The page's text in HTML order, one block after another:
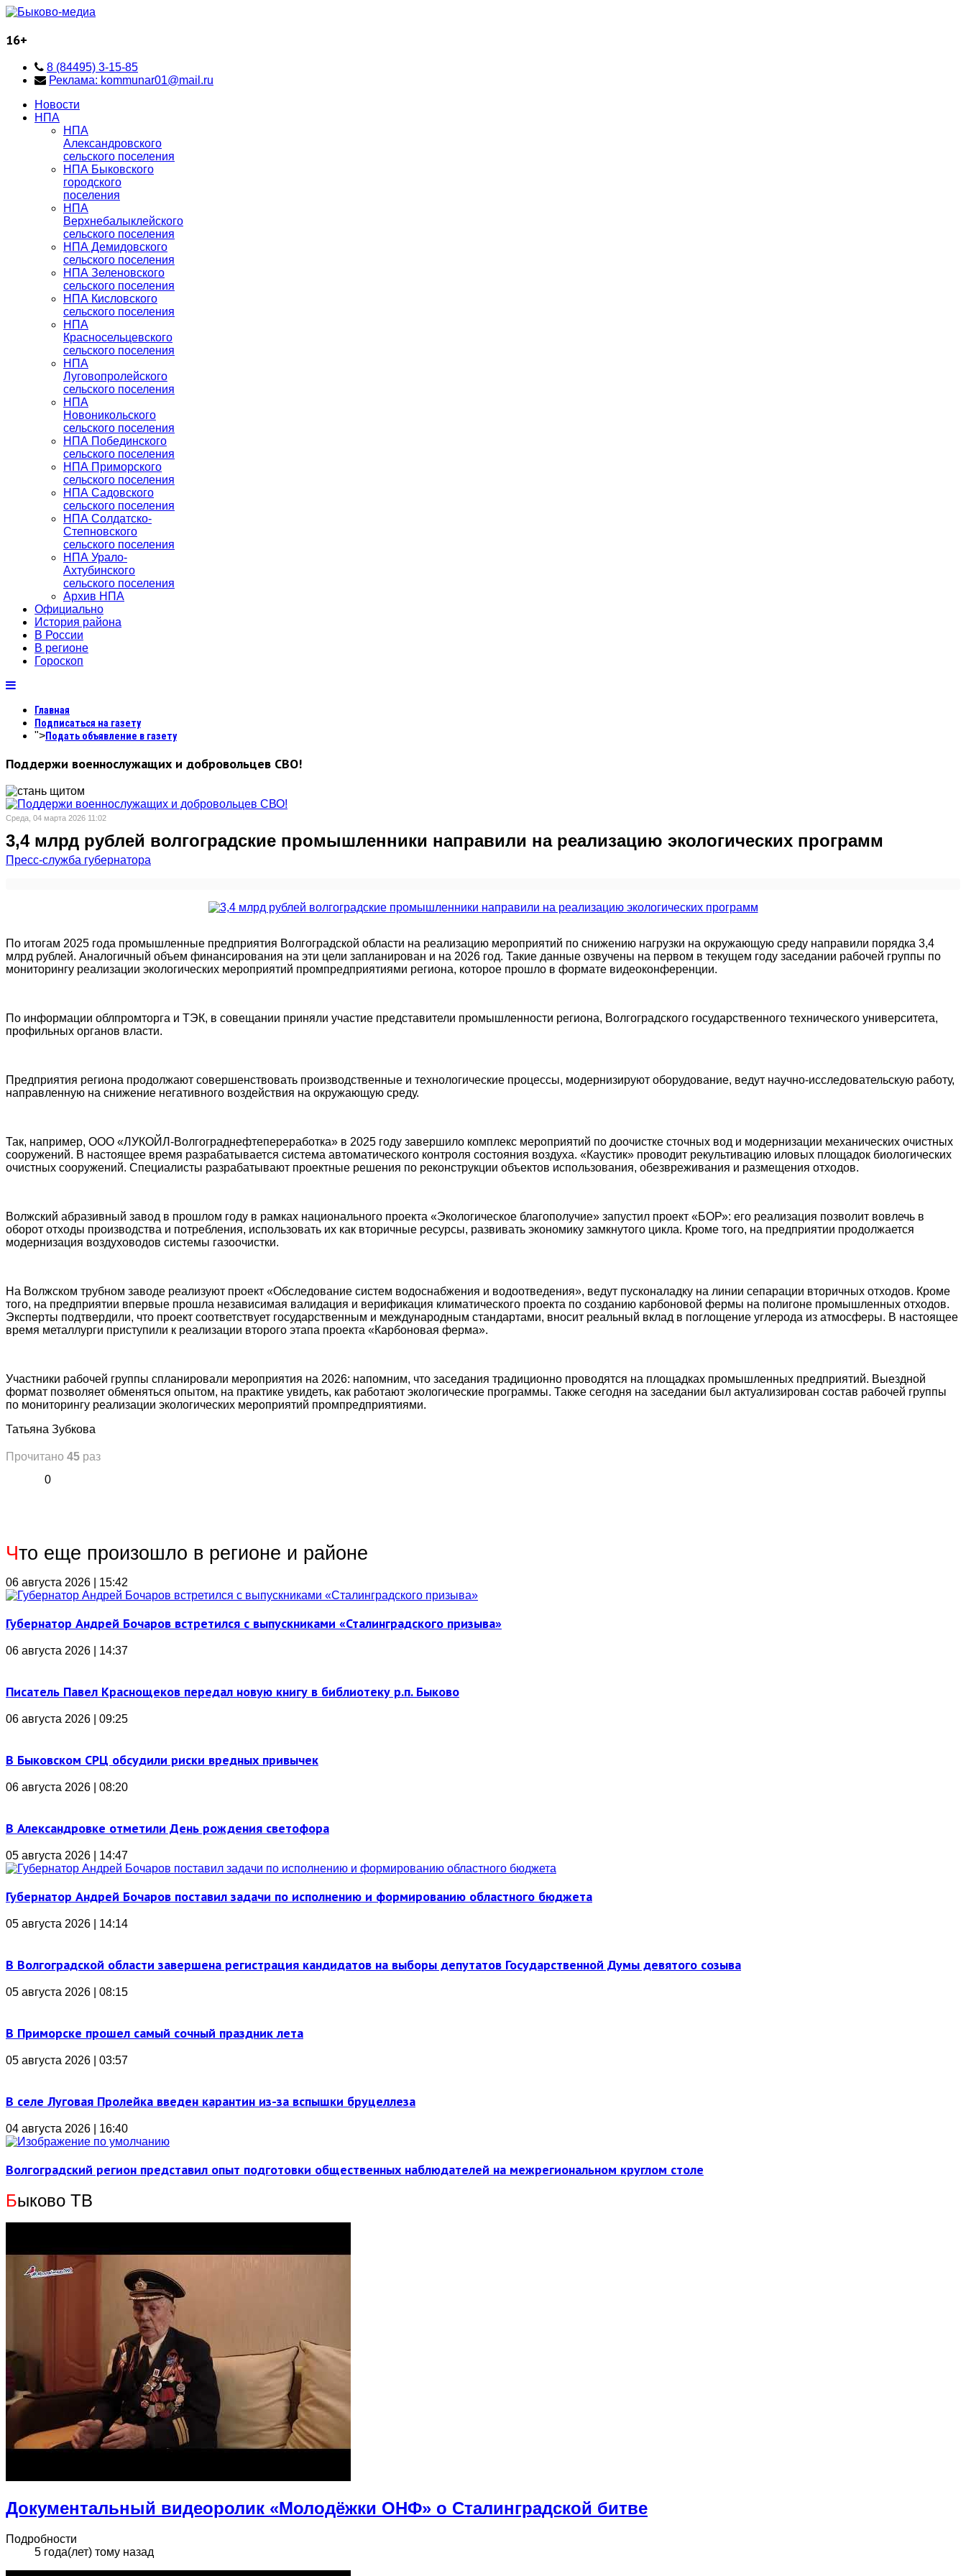
16+
8 (84495) 3-15-85
Реклама: kommunar01@mail.ru
Новости
НПА
НПА
Александровского
сельского поселения
НПА Быковского
городского
поселения
НПА
Верхнебалыклейского
сельского поселения
НПА Демидовского
сельского поселения
НПА Зеленовского
сельского поселения
НПА Кисловского
сельского поселения
НПА
Красносельцевского
сельского поселения
НПА
Луговопролейского
сельского поселения
НПА
Новоникольского
сельского поселения
НПА Побединского
сельского поселения
НПА Приморского
сельского поселения
НПА Садовского
сельского поселения
НПА Солдатско-
Степновского
сельского поселения
НПА Урало-
Ахтубинского
сельского поселения
Архив НПА
Официально
История района
В России
В регионе
Гороскоп
Главная
Подписаться на газету
">Подать объявление в газету
Поддержи военнослужащих и добровольцев СВО!
Среда, 04 марта 2026 11:02
3,4 млрд рублей волгоградские промышленники направили на реализацию экологических программ
Пресс-служба губернатора
По итогам 2025 года промышленные предприятия Волгоградской области на реализацию мероприятий по снижению нагрузки на окружающую среду направили порядка 3,4
млрд рублей. Аналогичный объем финансирования на эти цели запланирован и на 2026 год. Такие данные озвучены на первом в текущем году заседании рабочей группы по
мониторингу реализации экологических мероприятий промпредприятиями региона, которое прошло в формате видеоконференции.
По информации облпромторга и ТЭК, в совещании приняли участие представители промышленности региона, Волгоградского государственного технического университета,
профильных органов власти.
Предприятия региона продолжают совершенствовать производственные и технологические процессы, модернизируют оборудование, ведут научно-исследовательскую работу,
направленную на снижение негативного воздействия на окружающую среду.
Так, например, ООО «ЛУКОЙЛ-Волгограднефтепереработка» в 2025 году завершило комплекс мероприятий по доочистке сточных вод и модернизации механических очистных
сооружений. В настоящее время разрабатывается система автоматического контроля состояния воздуха. «Каустик» проводит рекультивацию иловых площадок биологических
очистных сооружений. Специалисты разрабатывают проектные решения по реконструкции объектов использования, обезвреживания и размещения отходов.
Волжский абразивный завод в прошлом году в рамках национального проекта «Экологическое благополучие» запустил проект «БОР»: его реализация позволит вовлечь в
оборот отходы производства и потребления, использовать их как вторичные ресурсы, развивать экономику замкнутого цикла. Кроме того, на предприятии продолжается
модернизация воздуховодов системы газоочистки.
На Волжском трубном заводе реализуют проект «Обследование систем водоснабжения и водоотведения», ведут пусконаладку на линии сепарации вторичных отходов. Кроме
того, на предприятии впервые прошла независимая валидация и верификация климатического проекта по созданию карбоновой фермы на полигоне промышленных отходов.
Эксперты подтвердили, что проект соответствует государственным и международным стандартами, вносит реальный вклад в поглощение углерода из атмосферы. В настоящее
время металлурги приступили к реализации второго этапа проекта «Карбоновая ферма».
Участники рабочей группы спланировали мероприятия на 2026: напомним, что заседания традиционно проводятся на площадках промышленных предприятий. Выездной
формат позволяет обменяться опытом, на практике увидеть, как работают экологические программы. Также сегодня на заседании был актуализирован состав рабочей группы
по мониторингу реализации экологических мероприятий промпредприятиями.
Татьяна Зубкова
Прочитано 45 раз
0
Что еще произошло в регионе и районе
06 августа 2026 | 15:42
Губернатор Андрей Бочаров встретился с выпускниками «Сталинградского призыва»
06 августа 2026 | 14:37
Писатель Павел Краснощеков передал новую книгу в библиотеку р.п. Быково
06 августа 2026 | 09:25
В Быковском СРЦ обсудили риски вредных привычек
06 августа 2026 | 08:20
В Александровке отметили День рождения светофора
05 августа 2026 | 14:47
Губернатор Андрей Бочаров поставил задачи по исполнению и формированию областного бюджета
05 августа 2026 | 14:14
В Волгоградской области завершена регистрация кандидатов на выборы депутатов Государственной Думы девятого созыва
05 августа 2026 | 08:15
В Приморске прошел самый сочный праздник лета
05 августа 2026 | 03:57
В селе Луговая Пролейка введен карантин из-за вспышки бруцеллеза
04 августа 2026 | 16:40
Волгоградский регион представил опыт подготовки общественных наблюдателей на межрегиональном круглом столе
Быково ТВ
Документальный видеоролик «Молодёжки ОНФ» о Сталинградской битве
Подробности
5 года(лет) тому назад